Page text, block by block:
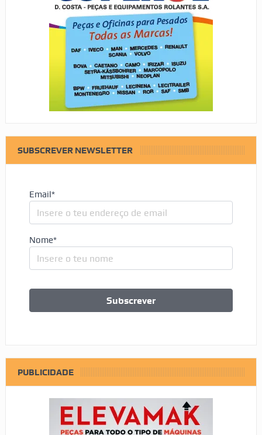
SUBSCREVER NEWSLETTER
Email*
Nome*
PUBLICIDADE